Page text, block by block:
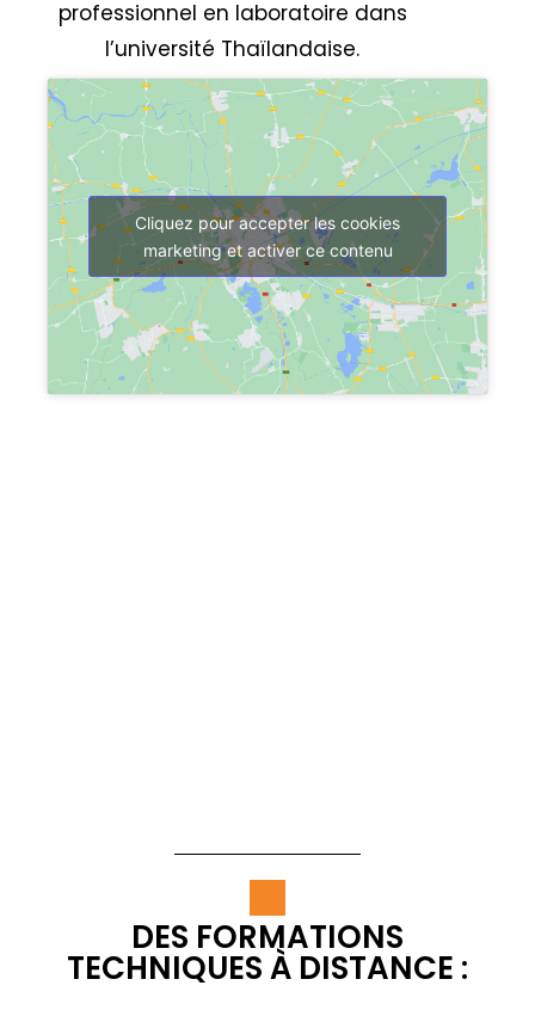
professionnel en laboratoire dans
l’université Thaïlandaise.
Cliquez pour accepter les cookies
marketing et activer ce contenu
DES FORMATIONS
TECHNIQUES À DISTANCE :